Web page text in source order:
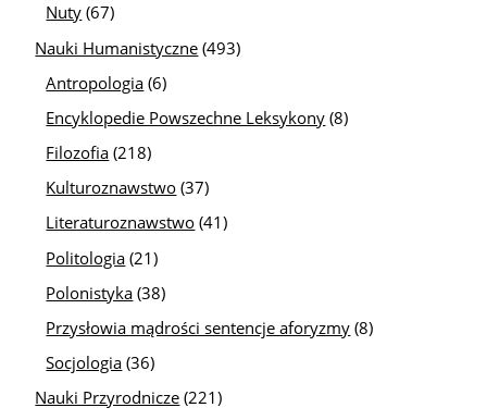
Nuty (67)
Nauki Humanistyczne (493)
Antropologia (6)
Encyklopedie Powszechne Leksykony (8)
Filozofia (218)
Kulturoznawstwo (37)
Literaturoznawstwo (41)
Politologia (21)
Polonistyka (38)
Przysłowia mądrości sentencje aforyzmy (8)
Socjologia (36)
Nauki Przyrodnicze (221)